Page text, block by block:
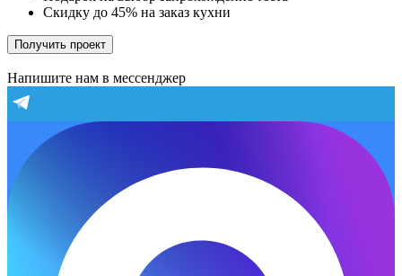
Скидку до 45% на заказ кухни
Получить проект
Напишите нам в мессенджер